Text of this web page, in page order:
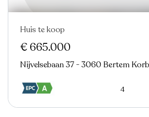
Huis te koop
€ 665.000
Nijvelsebaan 37 - 3060 Bertem
4